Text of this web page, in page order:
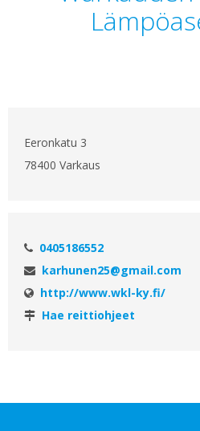
Eeronkatu 3
78400 Varkaus
0405186552
karhunen25@gmail.com
http://www.wkl-ky.fi/
Hae reittiohjeet